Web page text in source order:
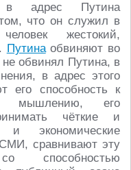
адрес Путина
что он служил в
жестокий,
Путинаобвиняют во
не обвинял Путина, в
в адрес этого
его способность к
мышлению, его
чёткие и
и экономические
сравнивают эту
способностью